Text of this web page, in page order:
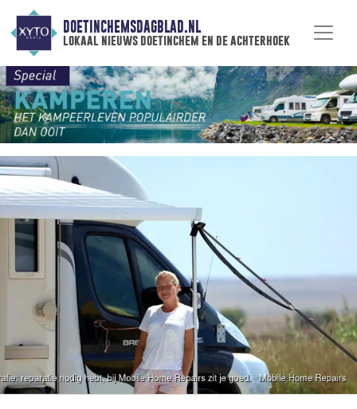
DOETINCHEMSDAGBLAD.NL
lokaal nieuws doetinchem en de achterhoek